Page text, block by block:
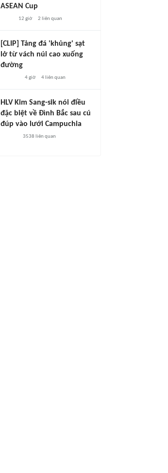
ASEAN Cup
12 giờ 2 liên quan
[CLIP] Tảng đá 'khủng' sạt
lở từ vách núi cao xuống
đường
4 giờ 4liên quan
HLV Kim Sang-sik nói điều
đặc biệt về Đình Bắc sau cú
đúp vào lưới Campuchia
3538 liên quan